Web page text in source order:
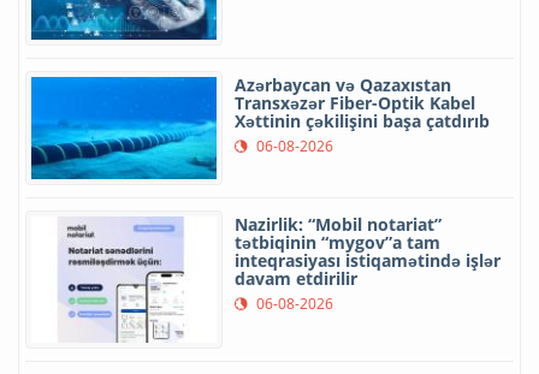
Azərbaycan və Qazaxıstan
Transxəzər Fiber-Optik Kabel
Xəttinin çəkilişini başa çatdırıb
06-08-2026
Nazirlik: “Mobil notariat”
tətbiqinin “mygov”a tam
inteqrasiyası istiqamətində işlər
davam etdirilir
06-08-2026